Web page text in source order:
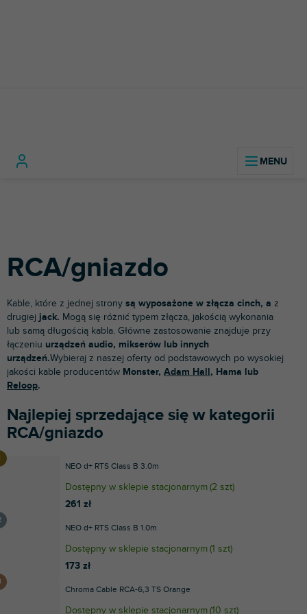
RCA/gniazdo
Kable, które z jednej strony są wyposażone w złącza cinch, a z
drugiej jack. Mogą się różnić typem złącza, jakością wykonania
lub samą długością kabla. Główne zastosowanie znajduje przy
łączeniu urządzeń audio, mikserów lub innych
urządzeń.Wybieraj z naszej oferty od podstawowych po wysokiej
jakości kable producentów Monster, Adam Hall, Hama lub
Reloop.
Najlepiej sprzedające się w kategorii
RCA/gniazdo
NEO d+ RTS Class B 3.0m
Dostępny w sklepie stacjonarnym(2 szt)
261 zł
NEO d+ RTS Class B 1.0m
Dostępny w sklepie stacjonarnym(1 szt)
173 zł
Chroma Cable RCA-6,3 TS Orange
Dostępny w sklepie stacjonarnym(10 szt)